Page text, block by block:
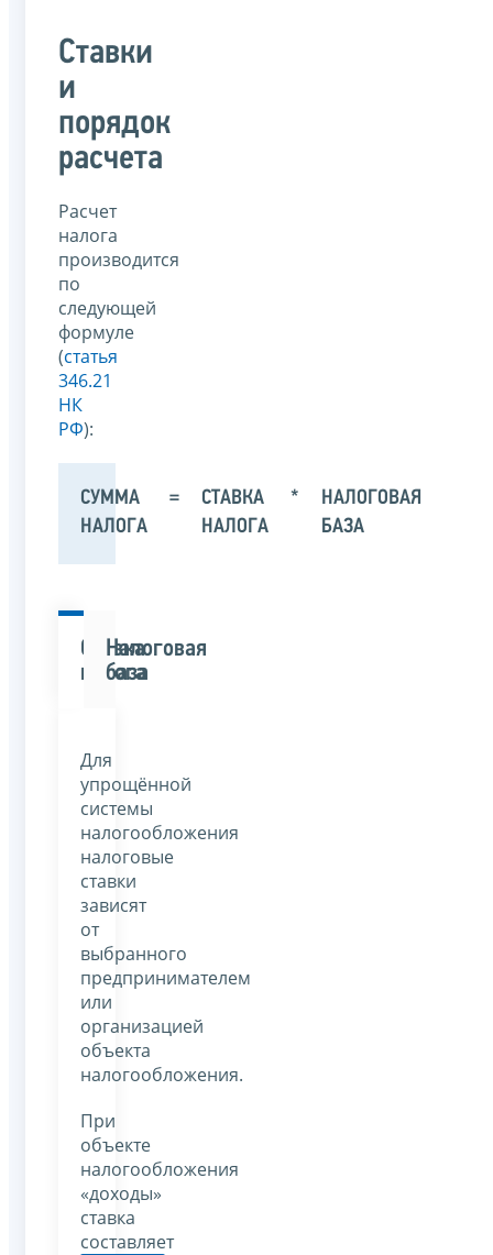
Ставки
и
порядок
расчета
Расчет
налога
производится
по
следующей
формуле
(статья
346.21
НК
РФ):
СУММА
НАЛОГА
=
СТАВКА
НАЛОГА
*
НАЛОГОВАЯ
БАЗА
Ставка
налога
Налоговая
база
Для
упрощённой
системы
налогообложения
налоговые
ставки
зависят
от
выбранного
предпринимателем
или
организацией
объекта
налогообложения.
При
объекте
налогообложения
«доходы»
ставка
составляет